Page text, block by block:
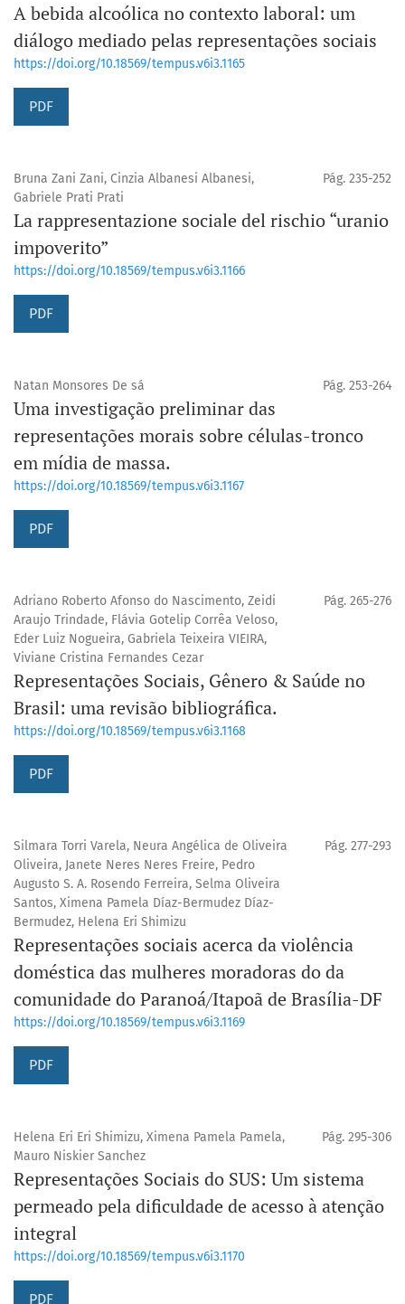
A bebida alcoólica no contexto laboral: um
diálogo mediado pelas representações sociais
https://doi.org/10.18569/tempus.v6i3.1165
PDF
Bruna Zani Zani, Cinzia Albanesi Albanesi,
Gabriele Prati Prati
Pág. 235-252
La rappresentazione sociale del rischio “uranio
impoverito”
https://doi.org/10.18569/tempus.v6i3.1166
PDF
Natan Monsores De sá Pág. 253-264
Uma investigação preliminar das
representações morais sobre células-tronco
em mídia de massa.
https://doi.org/10.18569/tempus.v6i3.1167
PDF
Adriano Roberto Afonso do Nascimento, Zeidi
Araujo Trindade, Flávia Gotelip Corrêa Veloso,
Eder Luiz Nogueira, Gabriela Teixeira VIEIRA,
Viviane Cristina Fernandes Cezar
Pág. 265-276
Representações Sociais, Gênero & Saúde no
Brasil: uma revisão bibliográfica.
https://doi.org/10.18569/tempus.v6i3.1168
PDF
Silmara Torri Varela, Neura Angélica de Oliveira
Oliveira, Janete Neres Neres Freire, Pedro
Augusto S. A. Rosendo Ferreira, Selma Oliveira
Santos, Ximena Pamela Díaz-Bermudez Díaz-
Bermudez, Helena Eri Shimizu
Pág. 277-293
Representações sociais acerca da violência
doméstica das mulheres moradoras do da
comunidade do Paranoá/Itapoã de Brasília-DF
https://doi.org/10.18569/tempus.v6i3.1169
PDF
Helena Eri Eri Shimizu, Ximena Pamela Pamela,
Mauro Niskier Sanchez
Pág. 295-306
Representações Sociais do SUS: Um sistema
permeado pela dificuldade de acesso à atenção
integral
https://doi.org/10.18569/tempus.v6i3.1170
PDF